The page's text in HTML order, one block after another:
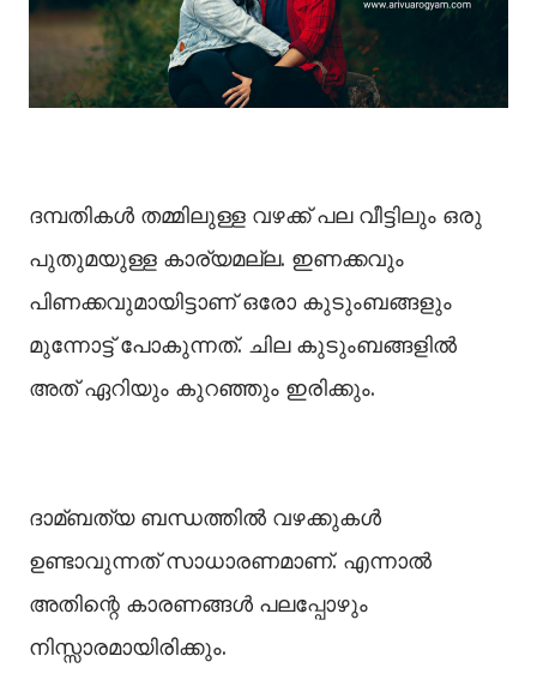
ദമ്പതികള്‍ തമ്മിലുള്ള വഴക്ക് പല വീട്ടിലും ഒരു
പുതുമയുള്ള കാര്യമല്ല. ഇണക്കവും
പിണക്കവുമായിട്ടാണ് ഒരോ കുടുംബങ്ങളും
മുന്നോട്ട് പോകുന്നത്. ചില കുടുംബങ്ങളില്‍
അത് ഏറിയും കുറഞ്ഞും ഇരിക്കും.
ദാമ്ബത്യ ബന്ധത്തില്‍ വഴക്കുകള്‍
ഉണ്ടാവുന്നത് സാധാരണമാണ്. എന്നാല്‍
അതിന്റെ കാരണങ്ങള്‍ പലപ്പോഴും
നിസ്സാരമായിരിക്കും.